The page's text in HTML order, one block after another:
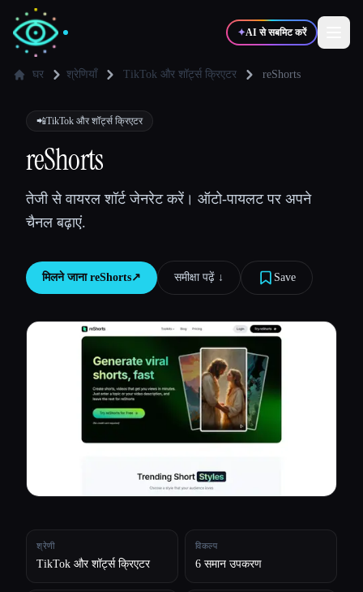
✦AI से सबमिट करें
✍️लेखक
💻
🎓विद्यार्थी
टूल्स की तुलना करें
घर श्रेणियाँ TikTok और शॉर्ट्स क्रिएटर reShorts
📲TikTok और शॉर्ट्स क्रिएटर
reShorts
तेजी से वायरल शॉर्ट जेनरेट करें। ऑटो-पायलट पर अपने
चैनल बढ़ाएं.
मिलने जाना reShorts↗︎ समीक्षा पढ़ें ↓︎ Save
श्रेणी
TikTok और शॉर्ट्स क्रिएटर
विकल्प
6 समान उपकरण